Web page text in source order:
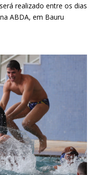
realizado entre os dias
ABDA, em Bauru